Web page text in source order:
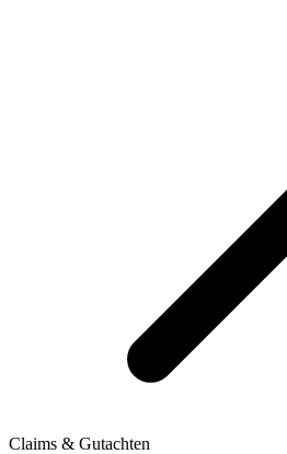
Claims & Gutachten